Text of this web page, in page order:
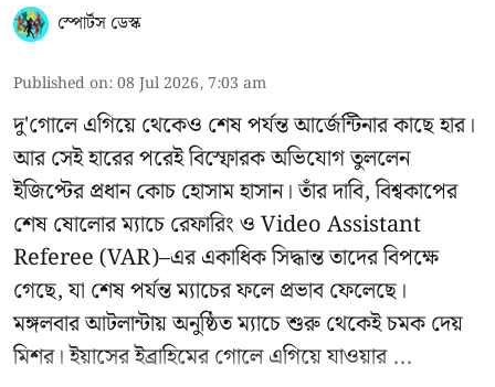
স্পোর্টস ডেস্ক
Published on:08 Jul 2026, 7:03 am
দু'গোলে এগিয়ে থেকেও শেষ পর্যন্ত আর্জেন্টিনার কাছে হার।
আর সেই হারের পরেই বিস্ফোরক অভিযোগ তুললেন
ইজিপ্টের প্রধান কোচ হোসাম হাসান। তাঁর দাবি, বিশ্বকাপের
শেষ ষোলোর ম্যাচে রেফারিং ও Video Assistant
Referee (VAR)–এর একাধিক সিদ্ধান্ত তাদের বিপক্ষে
গেছে, যা শেষ পর্যন্ত ম্যাচের ফলে প্রভাব ফেলেছে।
মঙ্গলবার আটলান্টায় অনুষ্ঠিত ম্যাচে শুরু থেকেই চমক দেয়
মিশর। ইয়াসের ইব্রাহিমের গোলে এগিয়ে যাওয়ার ...